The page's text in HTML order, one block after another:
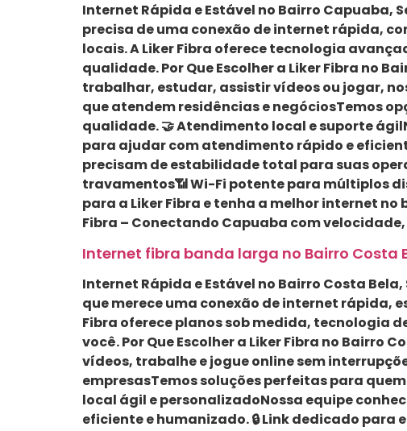
Internet Rápida e Estável no Bairro Capuaba,
precisa de uma conexão de internet rápida,
locais. A Liker Fibra oferece tecnologia
qualidade. Por Que Escolher a Liker Fibra no
trabalhar, estudar, assistir vídeos ou jogar,
que atendem residências e negóciosTemos
qualidade. 🤝 Atendimento local e suporte
para ajudar com atendimento rápido e
precisam de estabilidade total para suas
travamentos📶 Wi-Fi potente para múltiplos
para a Liker Fibra e tenha a melhor internet no
Fibra – Conectando Capuaba com
Internet fibra banda larga no Bairro Costa
Internet Rápida e Estável no Bairro Costa Bela,
que merece uma conexão de internet rápida,
Fibra oferece planos sob medida, tecnologia
você. Por Que Escolher a Liker Fibra no Bairro
vídeos, trabalhe e jogue online sem
empresasTemos soluções perfeitas para
local ágil e personalizadoNossa equipe
eficiente e humanizado. 🔒 Link dedicado